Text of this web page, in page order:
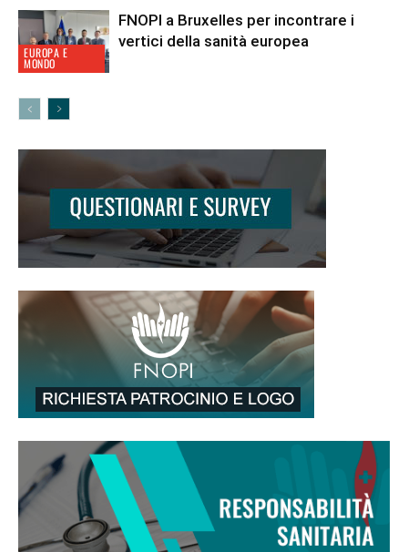
EUROPA E
MONDO
FNOPI a Bruxelles per incontrare i
vertici della sanità europea